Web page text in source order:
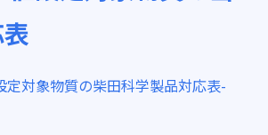
定対象物質の柴田科学製品対応表-